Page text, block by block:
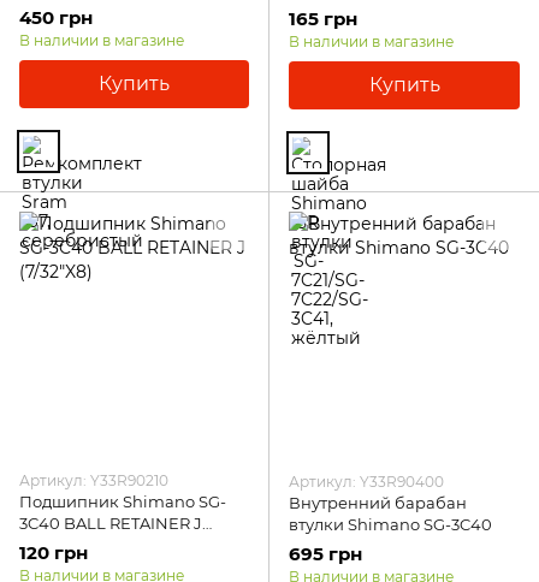
450 грн
В наличии в магазине
Купить
7C22/SG-3C41, жёлтый
165 грн
В наличии в магазине
Купить
Артикул: Y33R90210
Подшипник Shimano SG-
3C40 BALL RETAINER J
(7/32"X8)
120 грн
В наличии в магазине
Артикул: Y33R90400
Внутренний барабан
втулки Shimano SG-3C40
695 грн
В наличии в магазине